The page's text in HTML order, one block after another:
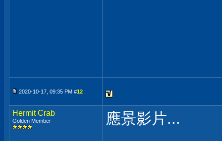
2020-10-17, 09:35 PM #12
Hermit Crab
Golden Member 應景影片...